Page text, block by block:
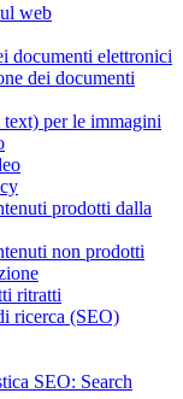
web
documenti elettronici
dei documenti
per le immagini
prodotti dalla
non prodotti
ritratti
ricerca (SEO)
SEO: Search